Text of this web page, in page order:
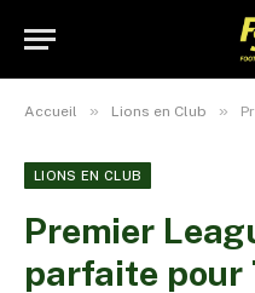
Accueil » Lions en Club »
LIONS EN CLUB
Premier
parfaite pour